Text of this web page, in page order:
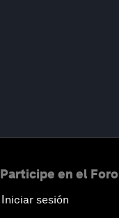
Participe en el Foro
Iniciar sesión